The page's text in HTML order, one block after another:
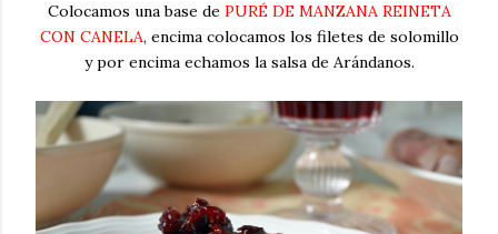
Colocamos una base de PURÉ DE MANZANA REINETA
CON CANELA, encima colocamos los filetes de solomillo
y por encima echamos la salsa de Arándanos.